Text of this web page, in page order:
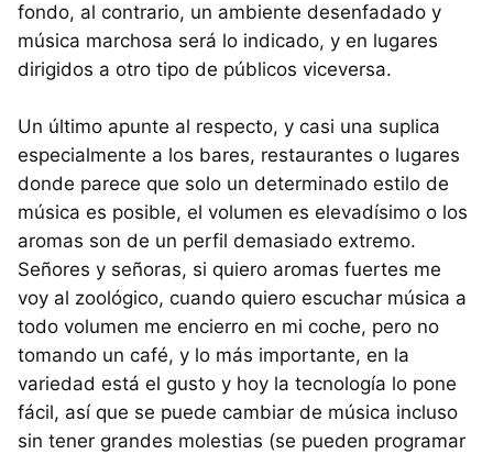
fondo, al contrario, un ambiente desenfadado y
música marchosa será lo indicado, y en lugares
dirigidos a otro tipo de públicos viceversa.
Un último apunte al respecto, y casi una suplica
especialmente a los bares, restaurantes o lugares
donde parece que solo un determinado estilo de
música es posible, el volumen es elevadísimo o los
aromas son de un perfil demasiado extremo.
Señores y señoras, si quiero aromas fuertes me
voy al zoológico, cuando quiero escuchar música a
todo volumen me encierro en mi coche, pero no
tomando un café, y lo más importante, en la
variedad está el gusto y hoy la tecnología lo pone
fácil, así que se puede cambiar de música incluso
sin tener grandes molestias (se pueden programar